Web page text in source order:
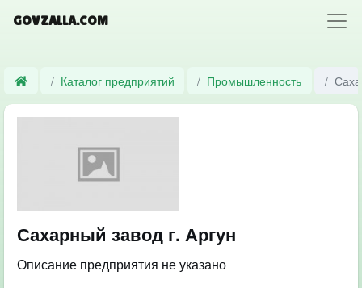
GOVZALLA.COM
Каталог предприятий Промышленность
Сахарный завод г. Аргун
Описание предприятия не указано